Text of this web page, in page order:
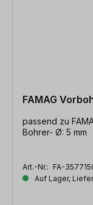
FAMAG
passend zu
Bohrer- Ø: 5 mm
Art.-Nr.: FA-
Auf Lager,